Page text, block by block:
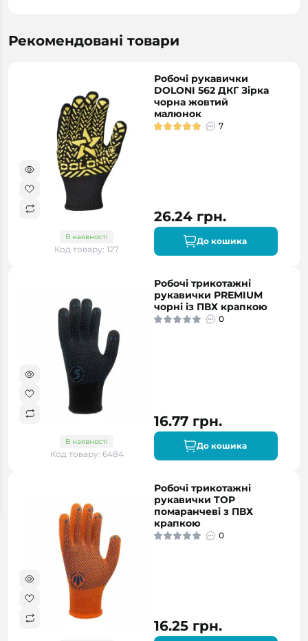
Рекомендовані товари
В наявності
Код товару: 127
Робочі рукавички
DOLONI 562 ДКГ Зірка
чорна жовтий
малюнок
7
26.24 грн.
До кошика
В наявності
Код товару: 6484
Робочі трикотажні
рукавички PREMIUM
чорні із ПВХ крапкою
0
16.77 грн.
До кошика
Робочі трикотажні
рукавички TOP
помаранчеві з ПВХ
крапкою
0
16.25 грн.